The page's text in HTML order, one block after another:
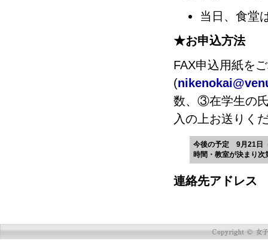
当日、食堂
★お申込方法
FAX申込用紙を
(
数、③在学生の
入の上お送りく
今後の予定 9月21日
時間・教室が決まり次
連絡先アドレ